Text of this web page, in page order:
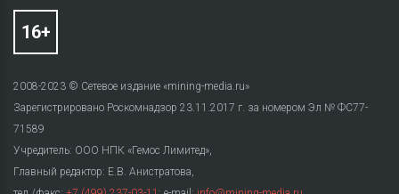
2008-2023 © Сетевое издание «mining-media.ru»
Зарегистрировано Роскомнадзор 23.11.2017 г. за номером Эл № ФС77-
71589
Учредитель: ООО НПК «Гемос Лимитед»,
Главный редактор: Е.В. Анистратова,